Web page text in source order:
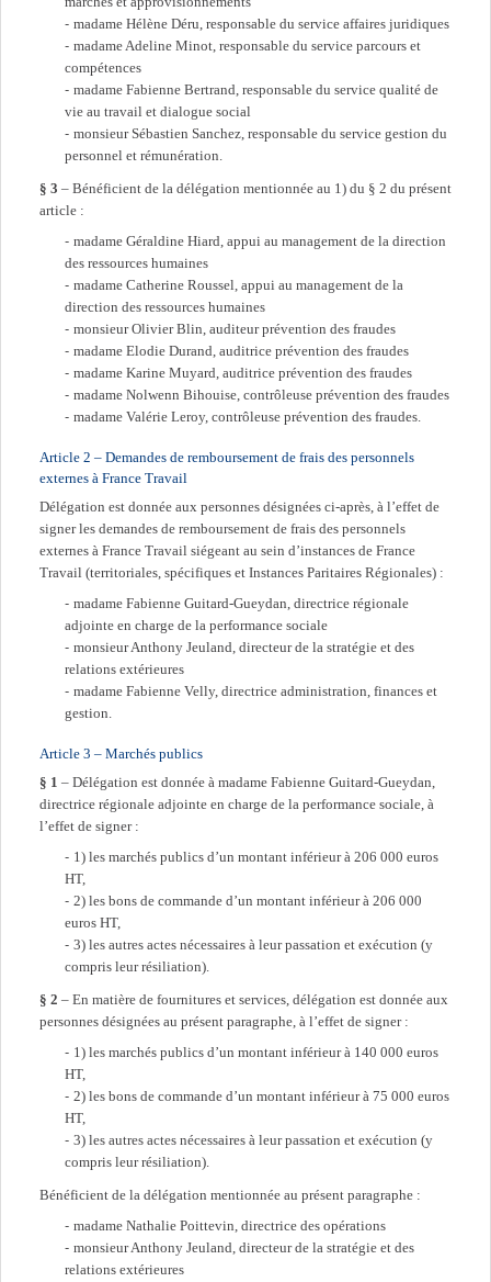
madame Hélène Déru, responsable du service affaires juridiques
madame Adeline Minot, responsable du service parcours et
compétences
madame Fabienne Bertrand, responsable du service qualité de
vie au travail et dialogue social
monsieur Sébastien Sanchez, responsable du service gestion du
personnel et rémunération.
§ 3 – Bénéficient de la délégation mentionnée au 1) du § 2 du présent
article :
madame Géraldine Hiard, appui au management de la direction
des ressources humaines
madame Catherine Roussel, appui au management de la
direction des ressources humaines
monsieur Olivier Blin, auditeur prévention des fraudes
madame Elodie Durand, auditrice prévention des fraudes
madame Karine Muyard, auditrice prévention des fraudes
madame Nolwenn Bihouise, contrôleuse prévention des fraudes
madame Valérie Leroy, contrôleuse prévention des fraudes.
Article 2 – Demandes de remboursement de frais des personnels
externes à France Travail
Délégation est donnée aux personnes désignées ci-après, à l’effet de
signer les demandes de remboursement de frais des personnels
externes à France Travail siégeant au sein d’instances de France
Travail (territoriales, spécifiques et Instances Paritaires Régionales) :
madame Fabienne Guitard-Gueydan, directrice régionale
adjointe en charge de la performance sociale
monsieur Anthony Jeuland, directeur de la stratégie et des
relations extérieures
madame Fabienne Velly, directrice administration, finances et
gestion.
Article 3 – Marchés publics
§ 1 – Délégation est donnée à madame Fabienne Guitard-Gueydan,
directrice régionale adjointe en charge de la performance sociale, à
l’effet de signer :
1) les marchés publics d’un montant inférieur à 206 000 euros
HT,
2) les bons de commande d’un montant inférieur à 206 000
euros HT,
3) les autres actes nécessaires à leur passation et exécution (y
compris leur résiliation).
§ 2 – En matière de fournitures et services, délégation est donnée aux
personnes désignées au présent paragraphe, à l’effet de signer :
1) les marchés publics d’un montant inférieur à 140 000 euros
HT,
2) les bons de commande d’un montant inférieur à 75 000 euros
HT,
3) les autres actes nécessaires à leur passation et exécution (y
compris leur résiliation).
Bénéficient de la délégation mentionnée au présent paragraphe :
madame Nathalie Poittevin, directrice des opérations
monsieur Anthony Jeuland, directeur de la stratégie et des
relations extérieures